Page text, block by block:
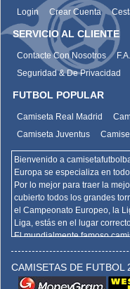
Login Crear Cuenta
SERVICIO AL CLIENTE
Contacte Con Nosotros
Seguridad & De Privacidad
FUTBOL POPULAR
Camiseta Real Madrid
Camiseta Juventus
Bienvenido a
Europa se especializa en
Por lo mejor para traer la
cubierto todos los grandes
el Campeonato Europeo, la
Liga, estás en el lugar
El mundialmente famoso
mejorcamisetas futbol
Hemos actualizado la copia
CAMISETAS DE FUTBOL